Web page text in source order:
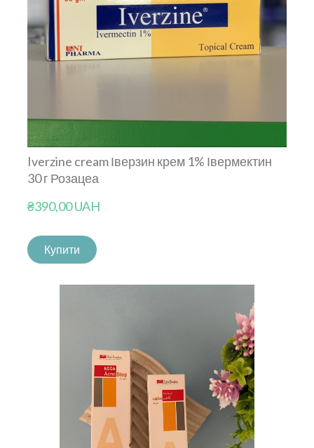
Iverzine cream Іверзин крем 1% Івермектин
30 г Розацеа
₴390,00 UAH
Купити